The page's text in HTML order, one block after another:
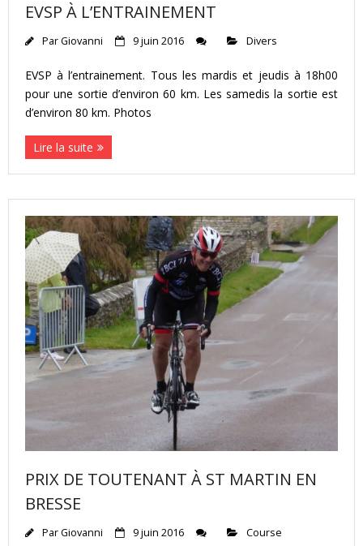
EVSP À L’ENTRAINEMENT
ParGiovanni 9 juin 2016 Divers
EVSP à l’entrainement. Tous les mardis et jeudis à 18h00
pour une sortie d’environ 60 km. Les samedis la sortie est
d’environ 80 km. Photos
Lire la suite
PRIX DE TOUTENANT À ST MARTIN EN
BRESSE
ParGiovanni 9 juin 2016 Course